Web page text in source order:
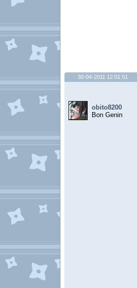
30-04-2011 12:01:51
obito8200
Bon Genin